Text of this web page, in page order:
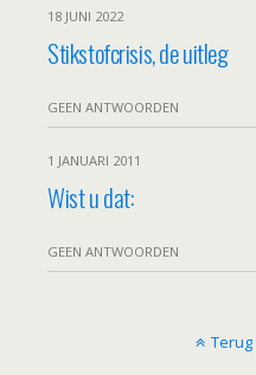
18 JUNI 2022
Stikstofcrisis, de uitleg
GEEN ANTWOORDEN
1 JANUARI 2011
Wist u dat:
GEEN ANTWOORDEN